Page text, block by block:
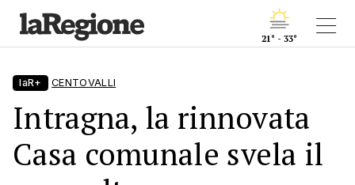
21° - 33°
laR+ CENTOVALLI
Intragna, la rinnovata
Casa comunale svela il